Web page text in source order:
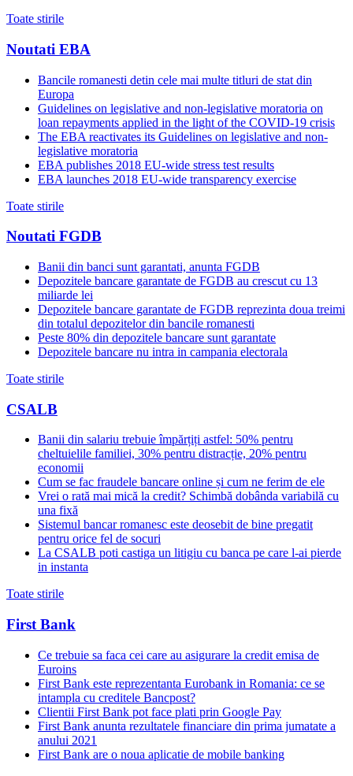
Toate stirile
Noutati EBA
Bancile romanesti detin cele mai multe titluri de stat din
Europa
Guidelines on legislative and non-legislative moratoria on
loan repayments applied in the light of the COVID-19 crisis
The EBA reactivates its Guidelines on legislative and non-
legislative moratoria
EBA publishes 2018 EU-wide stress test results
EBA launches 2018 EU-wide transparency exercise
Toate stirile
Noutati FGDB
Banii din banci sunt garantati, anunta FGDB
Depozitele bancare garantate de FGDB au crescut cu 13
miliarde lei
Depozitele bancare garantate de FGDB reprezinta doua treimi
din totalul depozitelor din bancile romanesti
Peste 80% din depozitele bancare sunt garantate
Depozitele bancare nu intra in campania electorala
Toate stirile
CSALB
Banii din salariu trebuie împărțiți astfel: 50% pentru
cheltuielile familiei, 30% pentru distracție, 20% pentru
economii
Cum se fac fraudele bancare online și cum ne ferim de ele
Vrei o rată mai mică la credit? Schimbă dobânda variabilă cu
una fixă
Sistemul bancar romanesc este deosebit de bine pregatit
pentru orice fel de socuri
La CSALB poti castiga un litigiu cu banca pe care l-ai pierde
in instanta
Toate stirile
First Bank
Ce trebuie sa faca cei care au asigurare la credit emisa de
Euroins
First Bank este reprezentanta Eurobank in Romania: ce se
intampla cu creditele Bancpost?
Clientii First Bank pot face plati prin Google Pay
First Bank anunta rezultatele financiare din prima jumatate a
anului 2021
First Bank are o noua aplicatie de mobile banking